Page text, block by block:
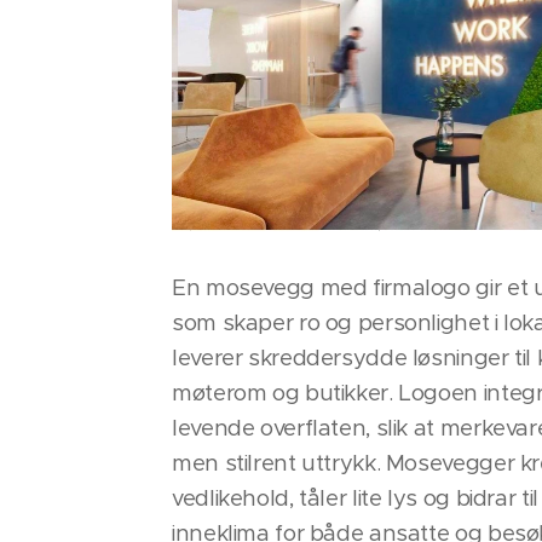
En mosevegg med firmalogo gir et
som skaper ro og personlighet i
leverer skreddersydde løsninger til
møterom og butikker. Logoen
levende overflaten, slik at
men stilrent uttrykk. Mosevegger
vedlikehold, tåler lite lys og bidrar
inneklima for både ansatte og